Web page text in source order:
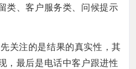
类、客户服务类、问候提示
关注的是结果的真实性，其
，最后是电话中客户跟进性